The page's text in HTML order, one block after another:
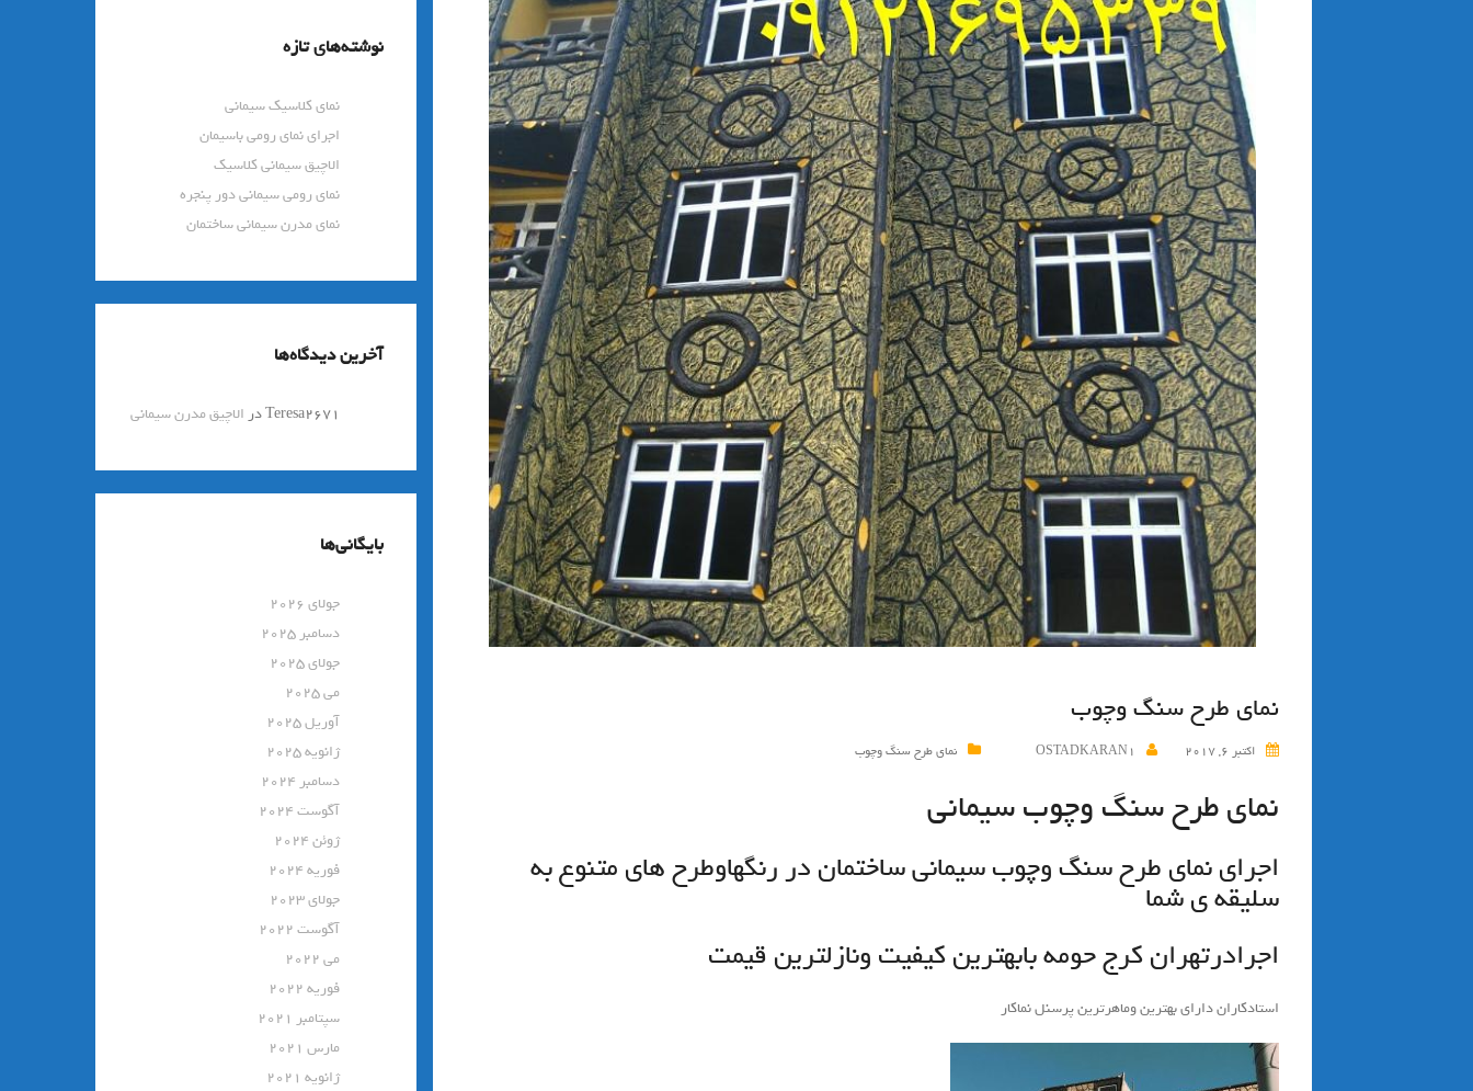
نمای طرح سنگ وچوب
اکتبر 6, 2017 OSTADKARAN1 نمای طرح سنگ وچوب
نمای طرح سنگ وچوب سیمانی
اجراي نماي طرح سنگ وچوب سيماني ساختمان در رنگهاوطرح هاي متنوع به
سليقه ي شما
اجرادرتهران كرج حومه بابهترين كيفيت ونازلترين قيمت
استادكاران داراي بهترين وماهرترين پرسنل نماكار
نوشته‌های تازه
نمای کلاسیک سیمانی
اجرای نمای رومی باسیمان
الاچیق سیمانی کلاسیک
نمای رومی سیمانی دور پنجره
نمای مدرن سیمانی ساختمان
آخرین دیدگاه‌ها
Teresa2671در الاچیق مدرن سیمانی
بایگانی‌ها
جولای 2026
دسامبر 2025
جولای 2025
می 2025
آوریل 2025
ژانویه 2025
دسامبر 2024
آگوست 2024
ژوئن 2024
فوریه 2024
جولای 2023
آگوست 2022
می 2022
فوریه 2022
سپتامبر 2021
مارس 2021
ژانویه 2021